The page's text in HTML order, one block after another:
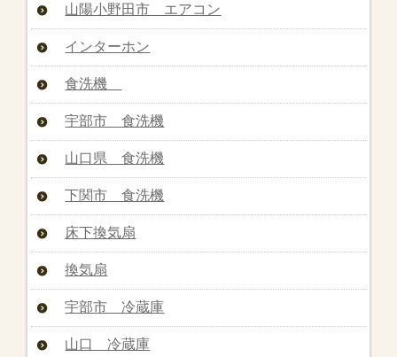
山陽小野田市 エアコン
インターホン
食洗機
宇部市 食洗機
山口県 食洗機
下関市 食洗機
床下換気扇
換気扇
宇部市 冷蔵庫
山口 冷蔵庫